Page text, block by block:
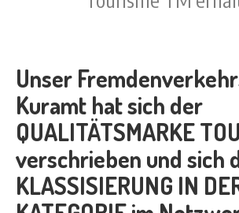
Unser
Kuramt hat sich der
QUALITÄTSMARKE
verschrieben und sich
KLASSISIERUNG IN